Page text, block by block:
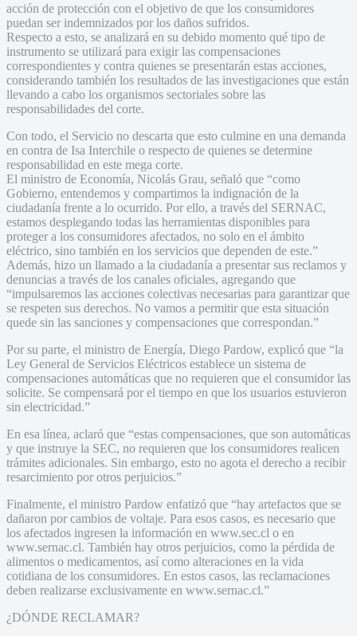
acción de protección con el objetivo de que los consumidores
puedan ser indemnizados por los daños sufridos.
Respecto a esto, se analizará en su debido momento qué tipo de
instrumento se utilizará para exigir las compensaciones
correspondientes y contra quienes se presentarán estas acciones,
considerando también los resultados de las investigaciones que están
llevando a cabo los organismos sectoriales sobre las
responsabilidades del corte.
Con todo, el Servicio no descarta que esto culmine en una demanda
en contra de Isa Interchile o respecto de quienes se determine
responsabilidad en este mega corte.
El ministro de Economía, Nicolás Grau, señaló que “como
Gobierno, entendemos y compartimos la indignación de la
ciudadanía frente a lo ocurrido. Por ello, a través del SERNAC,
estamos desplegando todas las herramientas disponibles para
proteger a los consumidores afectados, no solo en el ámbito
eléctrico, sino también en los servicios que dependen de este.”
Además, hizo un llamado a la ciudadanía a presentar sus reclamos y
denuncias a través de los canales oficiales, agregando que
“impulsaremos las acciones colectivas necesarias para garantizar que
se respeten sus derechos. No vamos a permitir que esta situación
quede sin las sanciones y compensaciones que correspondan.”
Por su parte, el ministro de Energía, Diego Pardow, explicó que “la
Ley General de Servicios Eléctricos establece un sistema de
compensaciones automáticas que no requieren que el consumidor las
solicite. Se compensará por el tiempo en que los usuarios estuvieron
sin electricidad.”
En esa línea, aclaró que “estas compensaciones, que son automáticas
y que instruye la SEC, no requieren que los consumidores realicen
trámites adicionales. Sin embargo, esto no agota el derecho a recibir
resarcimiento por otros perjuicios.”
Finalmente, el ministro Pardow enfatizó que “hay artefactos que se
dañaron por cambios de voltaje. Para esos casos, es necesario que
los afectados ingresen la información en www.sec.cl o en
www.sernac.cl. También hay otros perjuicios, como la pérdida de
alimentos o medicamentos, así como alteraciones en la vida
cotidiana de los consumidores. En estos casos, las reclamaciones
deben realizarse exclusivamente en www.sernac.cl.”
¿DÓNDE RECLAMAR?